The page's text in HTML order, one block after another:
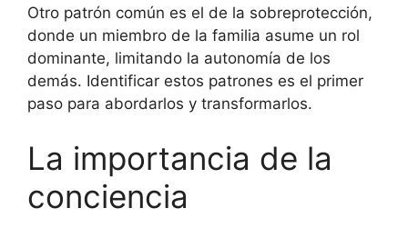
Otro patrón común es el de la sobreprotección,
donde un miembro de la familia asume un rol
dominante, limitando la autonomía de los
demás. Identificar estos patrones es el primer
paso para abordarlos y transformarlos.
La importancia de la
conciencia